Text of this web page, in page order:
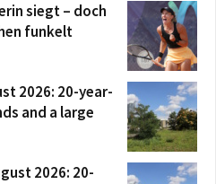
siegt – doch
funkelt
2026: 20-year-
and a large
2026: 20-